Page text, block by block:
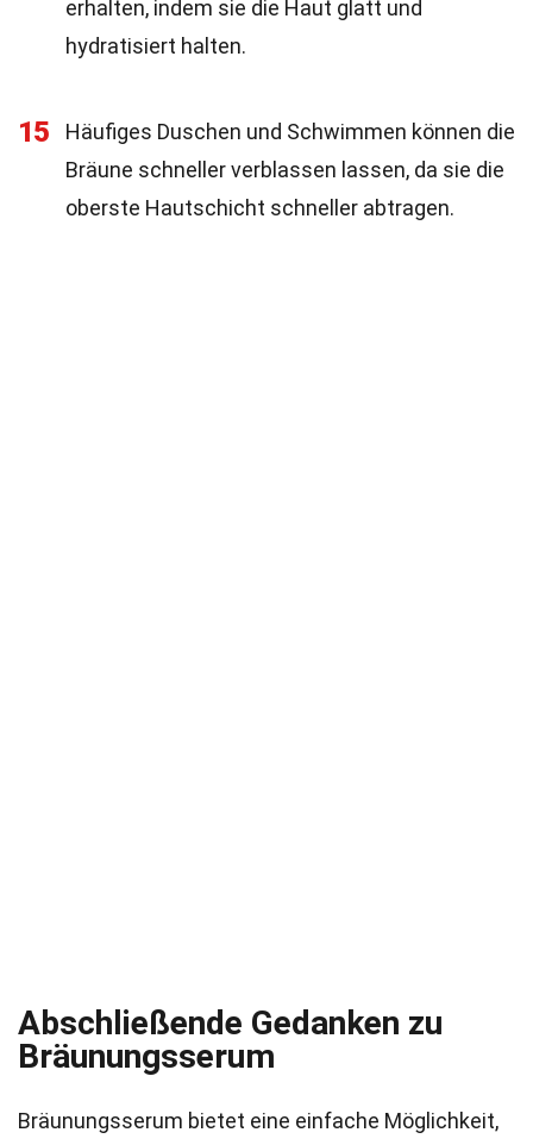
erhalten, indem sie die Haut glatt und
hydratisiert halten.
15
Häufiges Duschen und Schwimmen können die
Bräune schneller verblassen lassen, da sie die
oberste Hautschicht schneller abtragen.
Abschließende Gedanken zu
Bräunungsserum
Bräunungsserum bietet eine einfache Möglichkeit,